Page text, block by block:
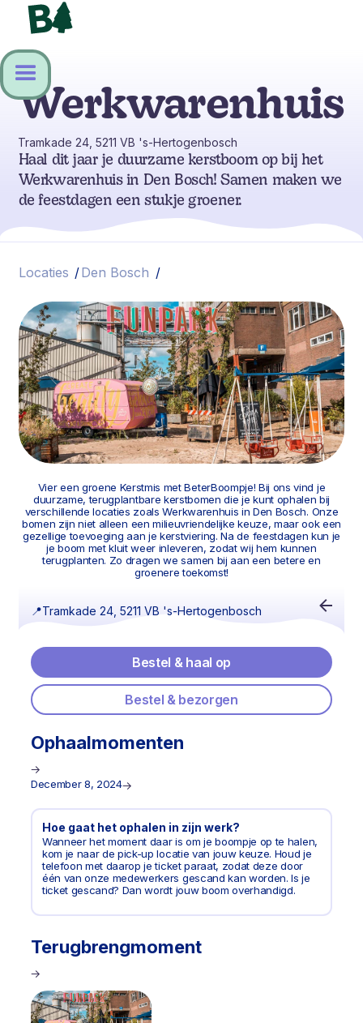
Werkwarenhuis
Tramkade 24, 5211 VB 's-Hertogenbosch
Haal dit jaar je duurzame kerstboom op bij het
Werkwarenhuis in Den Bosch! Samen maken we
de feestdagen een stukje groener.
Locaties /Den Bosch /
Vier een groene Kerstmis met BeterBoompje! Bij ons vind je
duurzame, terugplantbare kerstbomen die je kunt ophalen bij
verschillende locaties zoals Werkwarenhuis in Den Bosch. Onze
bomen zijn niet alleen een milieuvriendelijke keuze, maar ook een
gezellige toevoeging aan je kerstviering. Na de feestdagen kun je
je boom met kluit weer inleveren, zodat wij hem kunnen
terugplanten. Zo dragen we samen bij aan een betere en
groenere toekomst!
📍Tramkade 24, 5211 VB 's-Hertogenbosch
Bestel & haal op
Bestel & bezorgen
Ophaalmomenten
December 8, 2024
Hoe gaat het ophalen in zijn werk?
Wanneer het moment daar is om je boompje op te halen,
kom je naar de pick-up locatie van jouw keuze. Houd je
telefoon met daarop je ticket paraat, zodat deze door
één van onze medewerkers gescand kan worden. Is je
ticket gescand? Dan wordt jouw boom overhandigd.
Terugbrengmoment